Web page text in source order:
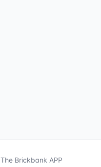
The Brickbank APP